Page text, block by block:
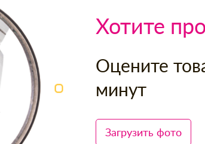
Хотите
Оцените
минут
Загрузить фото